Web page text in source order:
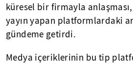
küresel bir firmayla
yayın yapan platformlardaki
gündeme getirdi.
Medya içeriklerinin bu tip